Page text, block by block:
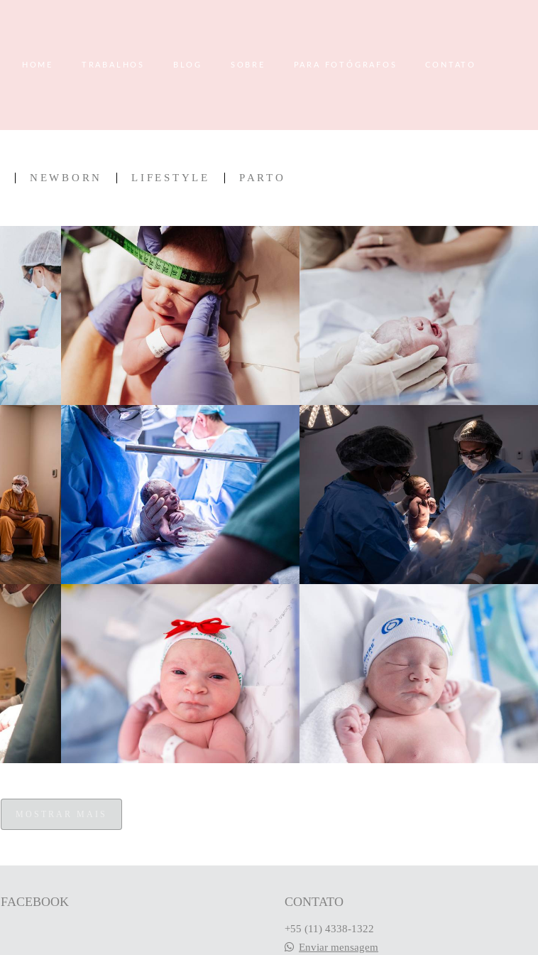
HOME TRABALHOS BLOG SOBRE PARA FOTÓGRAFOS CONTATO
NEWBORN LIFESTYLE PARTO
177 0 137 0
1285 0 1166 0
767 0 1724 0
FACEBOOK CONTATO
+55 (11) 4338-1322
Enviar mensagem